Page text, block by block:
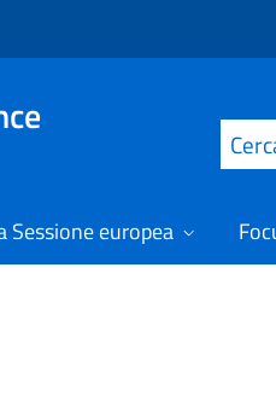
Cerca
Sessione europea